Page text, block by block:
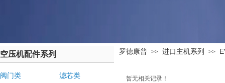
空压机配件系列
阀门类 滤芯类
罗德康普 >> 进口主机系列 >>
暂无相关记录！